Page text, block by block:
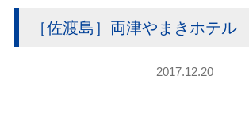
［佐渡島］両津やまきホテル
2017.12.20